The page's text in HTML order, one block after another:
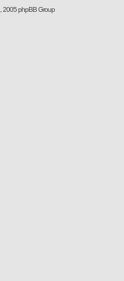
2005 phpBB Group